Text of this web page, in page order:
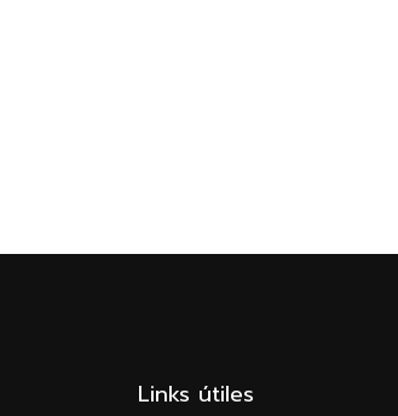
Links útiles